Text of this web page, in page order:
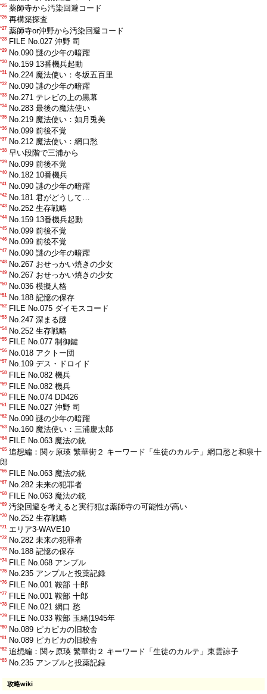
*25 薬師寺から汚染回避コード
*26 再構築探査
*27 薬師寺or沖野から汚染回避コード
*28 FILE No.027 沖野 司
*29 No.090 謎の少年の暗躍
*30 No.159 13番機兵起動
*31 No.224 魔法使い：冬坂五百里
*32 No.090 謎の少年の暗躍
*33 No.271 テレビの上の黒幕
*34 No.283 最後の魔法使い
*35 No.219 魔法使い：如月兎美
*36 No.099 前後不覚
*37 No.212 魔法使い：網口愁
*38 早い段階で三浦から
*39 No.099 前後不覚
*40 No.182 10番機兵
*41 No.090 謎の少年の暗躍
*42 No.181 君がどうして…
*43 No.252 生存戦略
*44 No.159 13番機兵起動
*45 No.099 前後不覚
*46 No.099 前後不覚
*47 No.090 謎の少年の暗躍
*48 No.267 おせっかい焼きの少女
*49 No.267 おせっかい焼きの少女
*50 No.036 模擬人格
*51 No.188 記憶の保存
*52 FILE No.075 ダイモスコード
*53 No.247 深まる謎
*54 No.252 生存戦略
*55 FILE No.077 制御鍵
*56 No.018 アクトー団
*57 No.109 デス・ドロイド
*58 FILE No.082 機兵
*59 FILE No.082 機兵
*60 FILE No.074 DD426
*61 FILE No.027 沖野 司
*62 No.090 謎の少年の暗躍
*63 No.160 魔法使い：三浦慶太郎
*64 FILE No.063 魔法の銃
*65 追想編：関ヶ原瑛 繁華街２ キーワード「生徒のカルテ」網口愁と和泉十
郎
*66 FILE No.063 魔法の銃
*67 No.282 未来の犯罪者
*68 FILE No.063 魔法の銃
*69 汚染回避を考えると実行犯は薬師寺の可能性が高い
*70 No.252 生存戦略
*71 エリア3-WAVE10
*72 No.282 未来の犯罪者
*73 No.188 記憶の保存
*74 FILE No.068 アンプル
*75 No.235 アンプルと投薬記録
*76 FILE No.001 鞍部 十郎
*77 FILE No.001 鞍部 十郎
*78 FILE No.021 網口 愁
*79 FILE No.033 鞍部 玉緒(1945年
*80 No.089 ピカピカの旧校舎
*81 No.089 ピカピカの旧校舎
*82 追想編：関ヶ原瑛 繁華街２ キーワード「生徒のカルテ」東雲諒子
*83 No.235 アンプルと投薬記録
攻略wiki